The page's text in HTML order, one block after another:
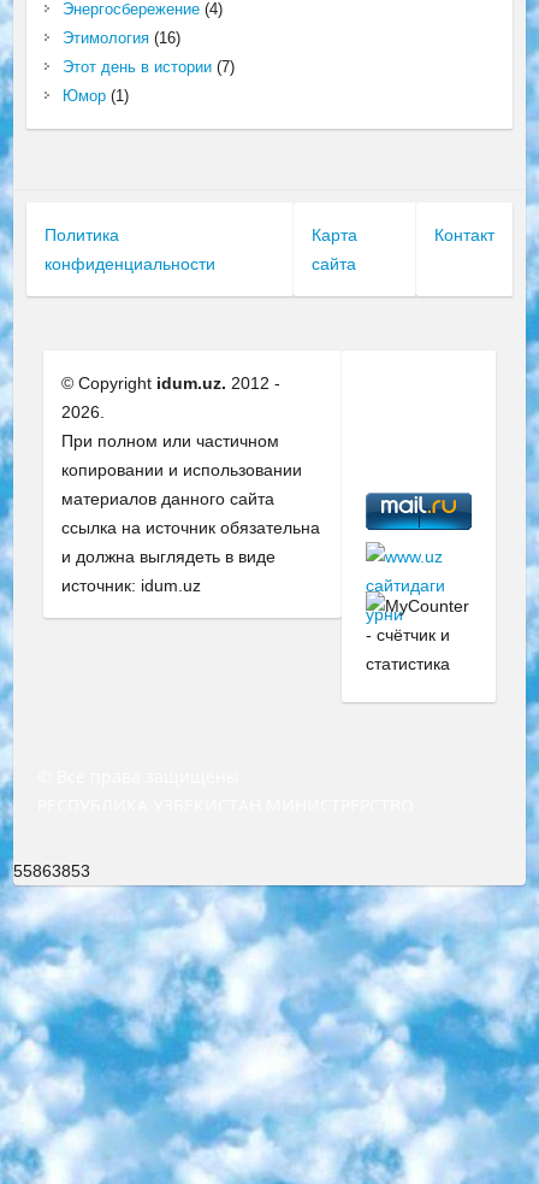
Энергосбережение(4)
Этимология(16)
Этот день в истории(7)
Юмор(1)
Политика
конфиденциальности
Карта
сайта
Контакт
© Copyright idum.uz. 2012 -
2026.
При полном или частичном
копировании и использовании
материалов данного сайта
ссылка на источник обязательна
и должна выглядеть в виде
источник: idum.uz
55863853